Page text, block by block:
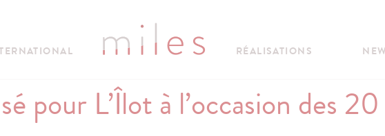
RÉALISATIONS
pour L’Îlot à l’occasion des